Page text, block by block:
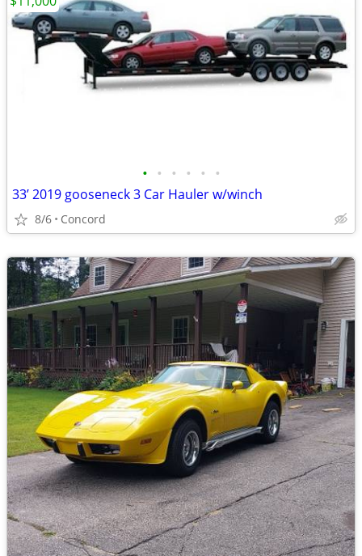
• • • • • •
33’ 2019 gooseneck 3 Car Hauler w/winch
8/6 Concord